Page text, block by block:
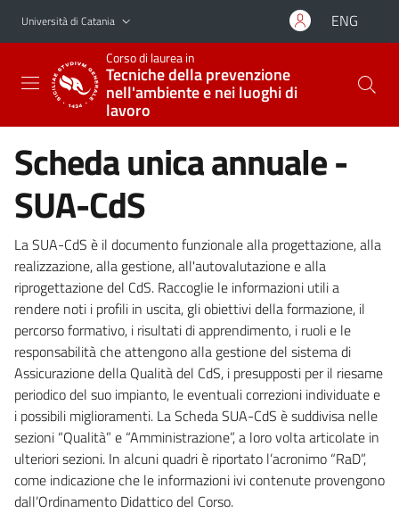
Vai al contenuto principale
Vai al menu di navigazione
Università di Catania ENG
Corso di laurea in
Tecniche della prevenzione
nell'ambiente e nei luoghi di
lavoro
Scheda unica annuale -
SUA-CdS
La SUA-CdS è il documento funzionale alla progettazione, alla
realizzazione, alla gestione, all'autovalutazione e alla
riprogettazione del CdS. Raccoglie le informazioni utili a
rendere noti i profili in uscita, gli obiettivi della formazione, il
percorso formativo, i risultati di apprendimento, i ruoli e le
responsabilità che attengono alla gestione del sistema di
Assicurazione della Qualità del CdS, i presupposti per il riesame
periodico del suo impianto, le eventuali correzioni individuate e
i possibili miglioramenti. La Scheda SUA-CdS è suddivisa nelle
sezioni “Qualità” e “Amministrazione”, a loro volta articolate in
ulteriori sezioni. In alcuni quadri è riportato l’acronimo “RaD”,
come indicazione che le informazioni ivi contenute provengono
dall’Ordinamento Didattico del Corso.